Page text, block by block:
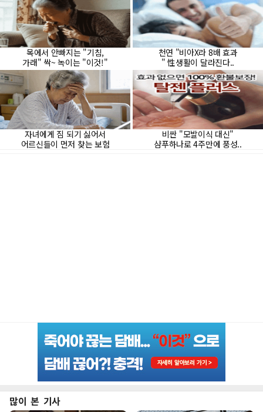
많이 본 기사